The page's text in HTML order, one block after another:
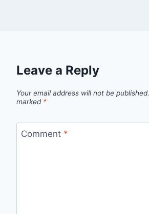
Leave a Reply
Your email address will not be published.
marked *
Comment *